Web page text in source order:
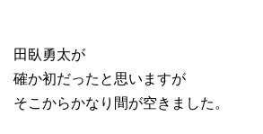
田臥勇太が
確か初だったと思いますが
そこからかなり間が空きました。